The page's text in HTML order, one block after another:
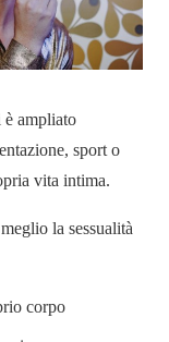
è ampliato
sport o
vita intima.
la sessualità
corpo